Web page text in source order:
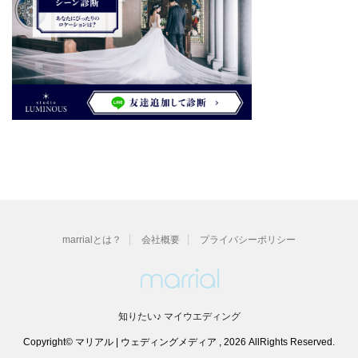
marrialとは？ 会社概要 プライバシーポリシー
知りたい♪ マイウエディング
Copyright© マリアル | ウェディングメディア , 2026 AllRights Reserved.